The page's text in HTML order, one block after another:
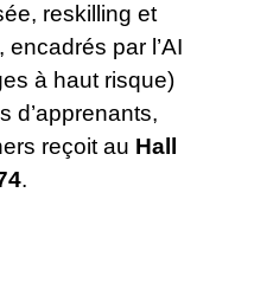
reskilling et
par l’AI
à haut risque)
d’apprenants,
reçoit au Hall
.